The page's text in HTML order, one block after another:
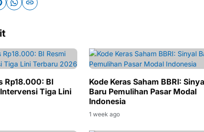
Rp18.000: BI
Tiga Lini
Kode Keras Saham BBRI:
Baru Pemulihan Pasar Modal
Indonesia
1 week ago